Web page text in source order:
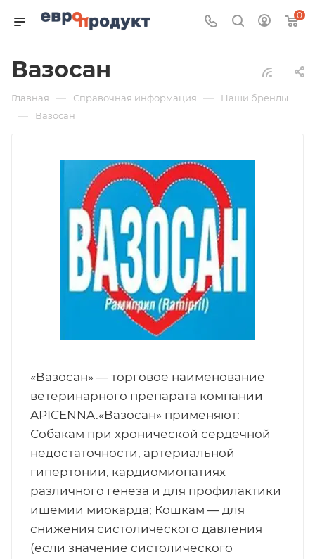
0
Вазосан
Главная — Справочная информация — Наши бренды
— Вазосан
«Вазосан» — торговое наименование
ветеринарного препарата компании
APICENNA.«Вазосан» применяют:
Собакам при хронической сердечной
недостаточности, артериальной
гипертонии, кардиомиопатиях
различного генеза и для профилактики
ишемии миокарда; Кошкам — для
снижения систолического давления
(если значение систолического